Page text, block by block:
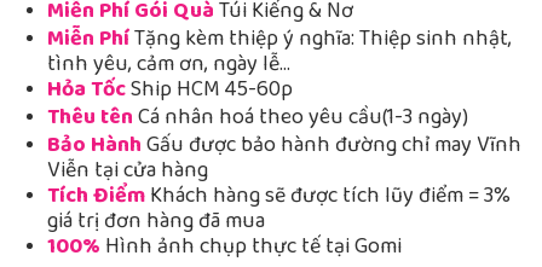
Miễn Phí Gói QuàTúi Kiếng & Nơ
Miễn PhíTặng kèm thiệp ý nghĩa: Thiệp sinh nhật,
tình yêu, cảm ơn, ngày lễ…
Hỏa TốcShip HCM 45-60p
Thêu tênCá nhân hoá theo yêu cầu(1-3 ngày)
Bảo HànhGấu được bảo hành đường chỉ may Vĩnh
Viễn tại cửa hàng
Tích ĐiểmKhách hàng sẽ được tích lũy điểm = 3%
giá trị đơn hàng đã mua
100% Hình ảnh chụp thực tế tại Gomi